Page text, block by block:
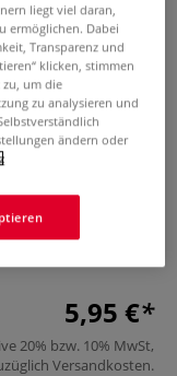
zum Basteln,
5,95 €
20% bzw. 10% MwSt,
Versandkosten.
liegt viel daran,
ermöglichen. Dabei
Transparenz und
klicken, stimmen
zu, um die
zu analysieren und
ändern oder